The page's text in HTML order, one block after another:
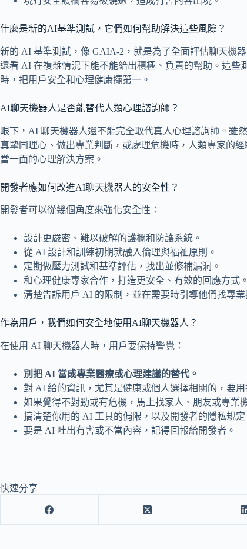
什麼是新的AI基準測試，它們如何幫助解決這些風險？
新的 AI 基準測試，像 GAIA-2，就是為了全面評估聊天機
還看 AI 在複雜情況下能不能給出積極、負責的幫助。這
時，把用戶安全和心理健康擺第一。
AI聊天機器人是否能替代人類心理諮詢師？
眼下，AI 聊天機器人還不能完全取代真人心理諮詢師。雖
真摯同理心、做出專業判斷，或處理危機時，人類專家的
當一面的心理解決方案。
開發者應如何改進AI聊天機器人的安全性？
開發者可以從幾個角度來強化安全性：
設計更嚴密、難以破解的護欄和防護系統。
從 AI 設計和訓練初期就融入倫理與福祉原則。
定期做壓力測試和基準評估，找出並修補漏洞。
和心理健康專家合作，打造更安全、有效的回應方式。
清楚告訴用戶 AI 的限制，並在需要時引導他們找專業
作為用戶，我們如何安全地使用AI聊天機器人？
在使用 AI 聊天機器人時，用戶要保持警覺：
別把 AI 當成專業醫療或心理建議的替代。
對 AI 給的資訊，尤其是健康或個人選擇相關的，要用
如果覺得不對勁或有危機，馬上找家人、朋友或專業
搞清楚你用的 AI 工具的侷限，以及開發者的隱私規定
要是 AI 吐出有害或不當內容，記得回報給開發者。
快速分享